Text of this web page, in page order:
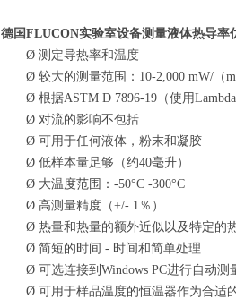
德国FLUCON实验室设备测量液体热导率
Ø 测定导热率和温度
Ø 较大的测量范围： 10-2,000 mW/（
Ø 根据ASTM D 7896-19（使用
Ø 对流的影响不包括
Ø 可用于任何液体，粉末和凝胶
Ø 低样本量足够（约40毫升）
Ø 大温度范围： -50°C -300°C
Ø 高测量精度（+/- 1％）
Ø 热量和热量的额外近似以及特定的
Ø 简短的时间 - 时间和简单处理
Ø 可选连接到 Windows PC进行自动测
Ø 可用于样品温度的恒温器作为合适